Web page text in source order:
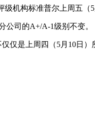
级机构标准普尔上周五（
司的A+/A-1级别不变。
是上周四（5月10日）